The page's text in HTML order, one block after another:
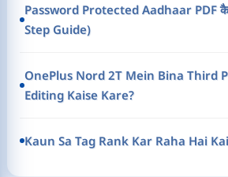
Password Protected Aadhaar PDF
Step Guide)
OnePlus Nord 2T Mein Bina Third
Editing Kaise Kare?
Kaun Sa Tag Rank Kar Raha Hai